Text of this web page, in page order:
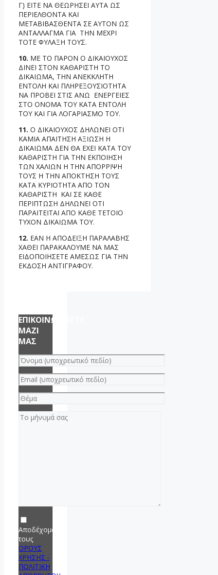
Γ) ΕΙΤΕ ΝΑ ΘΕΩΡΗΣΕΙ ΑΥΤΑ ΩΣ
ΠΕΡΙΕΛΘΟΝΤΑ ΚΑΙ
ΜΕΤΑΒΙΒΑΣΘΕΝΤΑ ΣΕ ΑΥΤΟΝ ΩΣ
ΑΝΤΑΛΛΑΓΜΑ ΓΙΑ ΤΗΝ ΜΕΧΡΙ
ΤΟΤΕ ΦΥΛΑΞΗ ΤΟΥΣ.
10. ΜΕ ΤΟ ΠΑΡΟΝ Ο ΔΙΚΑΙΟΥΧΟΣ
ΔΙΝΕΙ ΣΤΟΝ ΚΑΘΑΡΙΣΤΗ ΤΟ
ΔΙΚΑΙΩΜΑ, ΤΗΝ ΑΝΕΚΚΛΗΤΗ
ΕΝΤΟΛΗ ΚΑΙ ΠΛΗΡΕΞΟΥΣΙΟΤΗΤΑ
ΝΑ ΠΡΟΒΕΙ ΣΤΙΣ ΑΝΩ ΕΝΕΡΓΕΙΕΣ
ΣΤΟ ΟΝΟΜΑ ΤΟΥ ΚΑΤΑ ΕΝΤΟΛΗ
ΤΟΥ ΚΑΙ ΓΙΑ ΛΟΓΑΡΙΑΣΜΟ ΤΟΥ.
11. Ο ΔΙΚΑΙΟΥΧΟΣ ΔΗΛΩΝΕΙ ΟΤΙ
ΚΑΜΙΑ ΑΠΑΙΤΗΣΗ ΑΞΙΩΣΗ Η
ΔΙΚΑΙΩΜΑ ΔΕΝ ΘΑ ΕΧΕΙ ΚΑΤΑ ΤΟΥ
ΚΑΘΑΡΙΣΤΗ ΓΙΑ ΤΗΝ ΕΚΠΟΙΗΣΗ
ΤΩΝ ΧΑΛΙΩΝ Η ΤΗΝ ΑΠΟΡΡΙΨΗ
ΤΟΥΣ Η ΤΗΝ ΑΠΟΚΤΗΣΗ ΤΟΥΣ
ΚΑΤΑ ΚΥΡΙΟΤΗΤΑ ΑΠΟ ΤΟΝ
ΚΑΘΑΡΙΣΤΗ ΚΑΙ ΣΕ ΚΑΘΕ
ΠΕΡΙΠΤΩΣΗ ΔΗΛΩΝΕΙ ΟΤΙ
ΠΑΡΑΙΤΕΙΤΑΙ ΑΠΟ ΚΑΘΕ ΤΕΤΟΙΟ
ΤΥΧΟΝ ΔΙΚΑΙΩΜΑ ΤΟΥ.
12. ΕΑΝ Η ΑΠΟΔΕΙΞΗ ΠΑΡΑΛΑΒΗΣ
ΧΑΘΕΙ ΠΑΡΑΚΑΛΟΥΜΕ ΝΑ ΜΑΣ
ΕΙΔΟΠΟΙΗΣΕΤΕ ΑΜΕΣΩΣ ΓΙΑ ΤΗΝ
ΕΚΔΟΣΗ ΑΝΤΙΓΡΑΦΟΥ.
ΕΠΙΚΟΙΝΩΝΗΣΤΕ
ΜΑΖΙ
ΜΑΣ
Αποδέχομαι
τους
ΟΡΟΥΣ
ΧΡΗΣΗΣ -
ΠΟΛΙΤΙΚΗ